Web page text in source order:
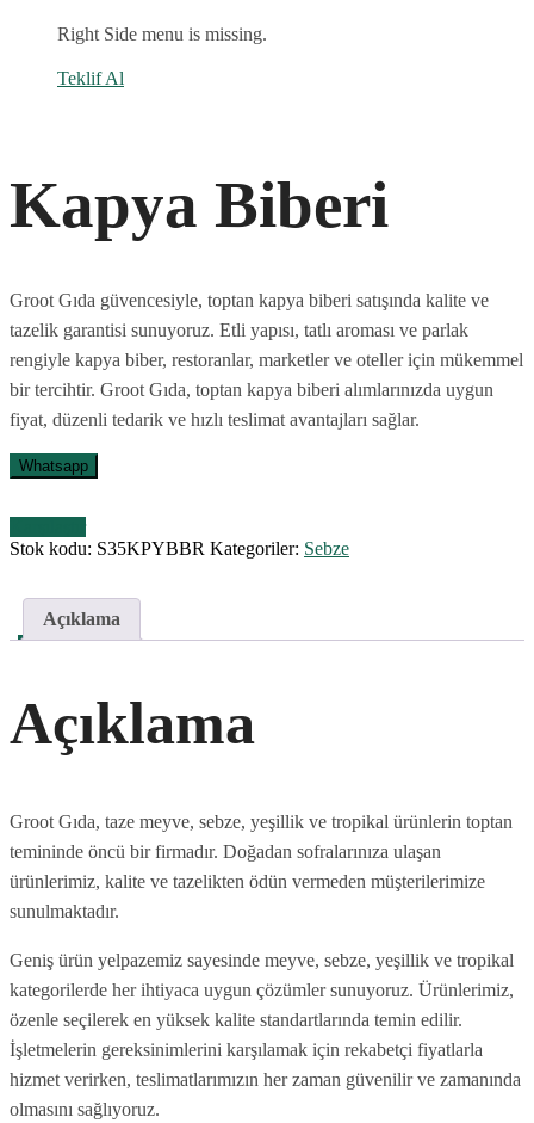
Right Side menu is missing.
Teklif Al
Kapya Biberi
Groot Gıda güvencesiyle, toptan kapya biberi satışında kalite ve
tazelik garantisi sunuyoruz. Etli yapısı, tatlı aroması ve parlak
rengiyle kapya biber, restoranlar, marketler ve oteller için mükemmel
bir tercihtir. Groot Gıda, toptan kapya biberi alımlarınızda uygun
fiyat, düzenli tedarik ve hızlı teslimat avantajları sağlar.
Whatsapp
Stok kodu: S35KPYBBR Kategoriler: Sebze
Açıklama
Açıklama
Groot Gıda, taze meyve, sebze, yeşillik ve tropikal ürünlerin toptan
temininde öncü bir firmadır. Doğadan sofralarınıza ulaşan
ürünlerimiz, kalite ve tazelikten ödün vermeden müşterilerimize
sunulmaktadır.
Geniş ürün yelpazemiz sayesinde meyve, sebze, yeşillik ve tropikal
kategorilerde her ihtiyaca uygun çözümler sunuyoruz. Ürünlerimiz,
özenle seçilerek en yüksek kalite standartlarında temin edilir.
İşletmelerin gereksinimlerini karşılamak için rekabetçi fiyatlarla
hizmet verirken, teslimatlarımızın her zaman güvenilir ve zamanında
olmasını sağlıyoruz.